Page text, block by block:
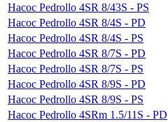
Насос Pedrollo 4SR 8/43S - PS
Насос Pedrollo 4SR 8/4S - PD
Насос Pedrollo 4SR 8/4S - PS
Насос Pedrollo 4SR 8/7S - PD
Насос Pedrollo 4SR 8/7S - PS
Насос Pedrollo 4SR 8/9S - PD
Насос Pedrollo 4SR 8/9S - PS
Насос Pedrollo 4SRm 1.5/11S - PD